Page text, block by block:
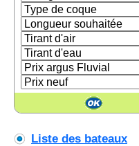
Liste des bateaux